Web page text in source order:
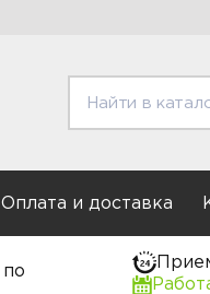
Оплата и доставка
по